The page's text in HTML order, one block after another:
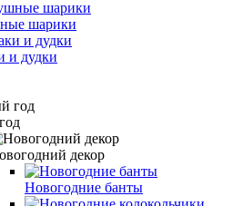
шарики
и дудки
декор
Новогодние банты